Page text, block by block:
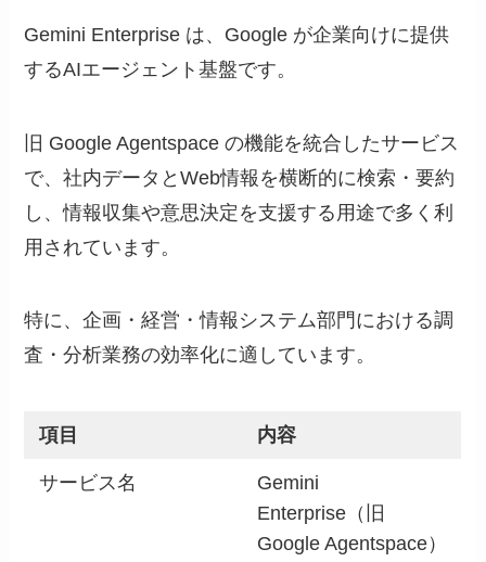
Gemini Enterprise は、Google が企業向けに提供
するAIエージェント基盤です。
旧 Google Agentspace の機能を統合したサービス
で、社内データとWeb情報を横断的に検索・要約
し、情報収集や意思決定を支援する用途で多く利
用されています。
特に、企画・経営・情報システム部門における調
査・分析業務の効率化に適しています。
項目 内容
サービス名
Gemini
Enterprise（旧
Google Agentspace）